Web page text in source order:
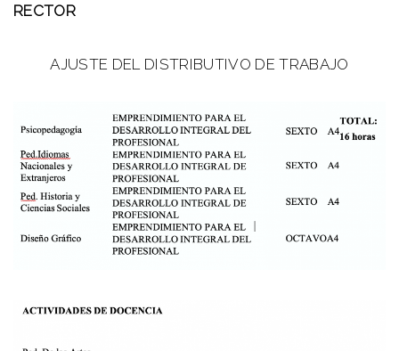
RECTOR
AJUSTE DEL DISTRIBUTIVO DE TRABAJO